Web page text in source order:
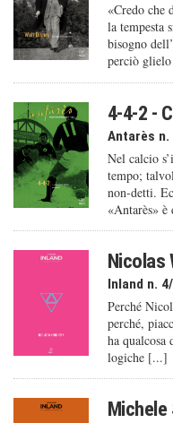
«Credo che
la tempesta
bisogno
perciò
4-4-2 -
Antarès n.
Nel calcio
tempo;
non-detti.
«Antarès»
Nicolas
Inland n.
Perché
perché,
ha qualcosa
logiche [...]
Michele